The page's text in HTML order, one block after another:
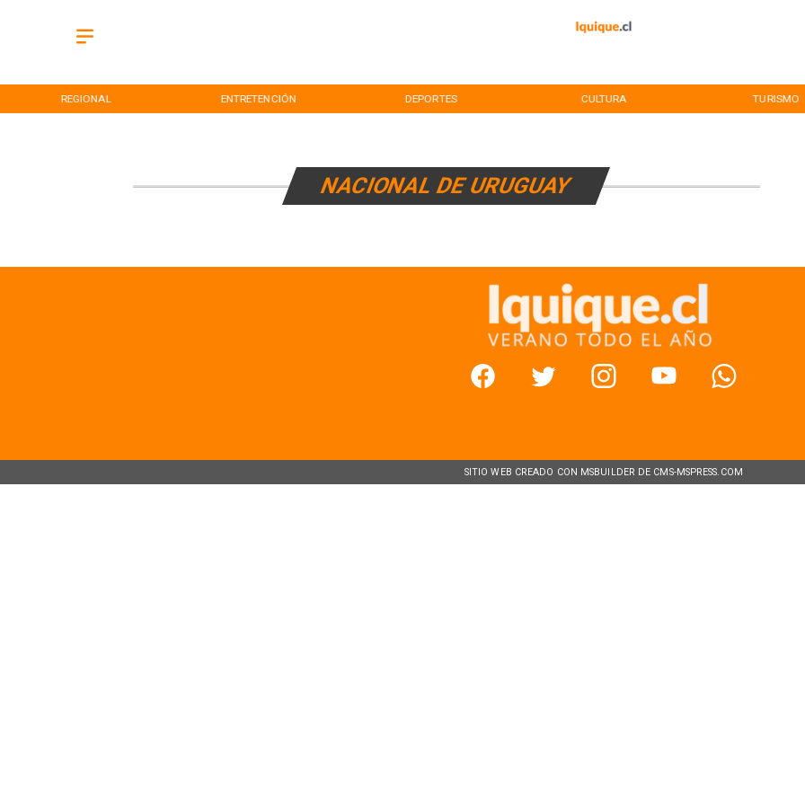
REGIONAL ENTRETENCIÓN DEPORTES CULTURA TURISMO
NACIONAL DE URUGUAY
SITIO WEB CREADO CON MSBUILDER DE CMS-MSPRESS.COM